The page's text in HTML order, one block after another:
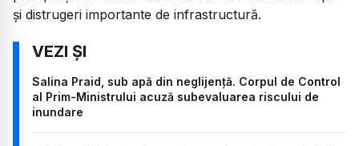
și distrugeri importante de infrastructură.
Salina Praid, sub apă din neglijență. Corpul de Control
al Prim-Ministrului acuză subevaluarea riscului de
inundare